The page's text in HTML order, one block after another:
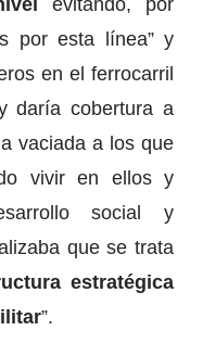
evitando, por
por esta línea” y
en el ferrocarril
daría cobertura a
vaciada a los que
vivir en ellos y
social y
que se trata
estratégica
”.